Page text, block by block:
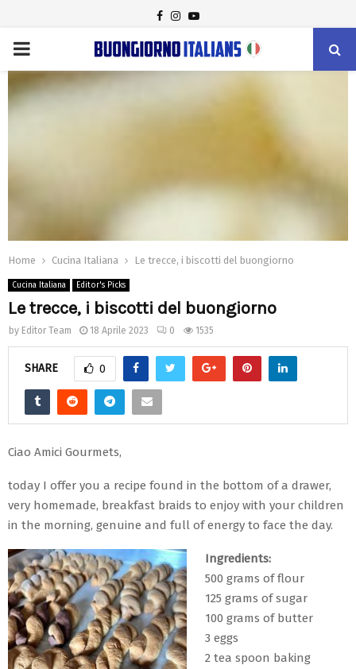
FACEBOOK
INSTAGRAM
YOUTUBE
PRIMARY
MENU
Home Cucina Italiana Le trecce, i biscotti del buongiorno
Cucina Italiana Editor's Picks
Le trecce, i biscotti del buongiorno
by Editor Team 18 Aprile 2023 0 1535
SHARE 0
Ciao Amici Gourmets,
today I offer you a recipe found in the bottom of a drawer,
very homemade, breakfast braids to enjoy with your children
in the morning, genuine and full of energy to face the day.
Ingredients:
500 grams of flour
125 grams of sugar
100 grams of butter
3 eggs
2 tea spoon baking